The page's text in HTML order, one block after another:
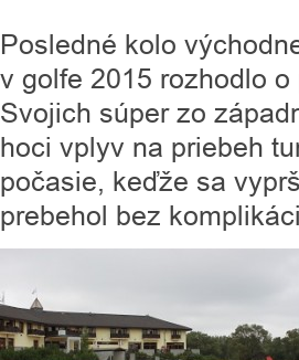
Posledné kolo
v golfe 2015 rozhodlo
Svojich súper zo
hoci vplyv na priebeh
počasie, keďže sa
prebehol bez